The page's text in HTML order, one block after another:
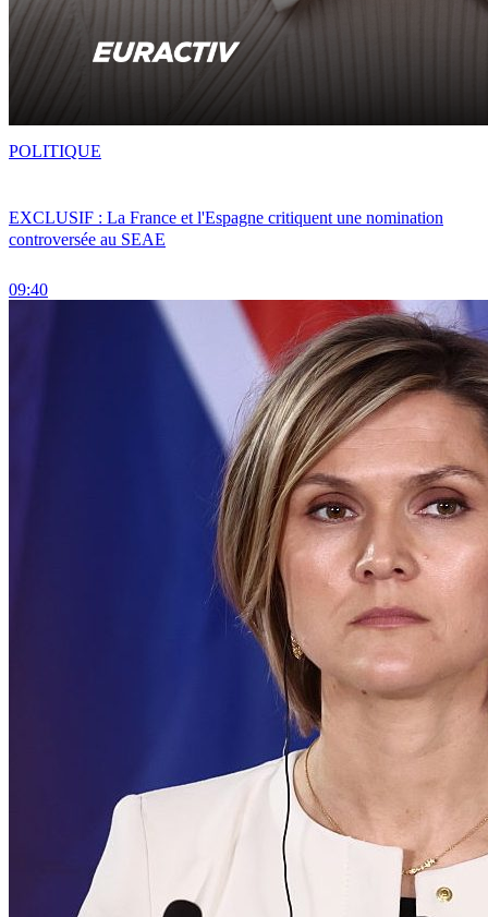
EXCLUSIF : La France et l'Espagne critiquent une nomination
controversée au SEAE
09:40
POLITIQUE